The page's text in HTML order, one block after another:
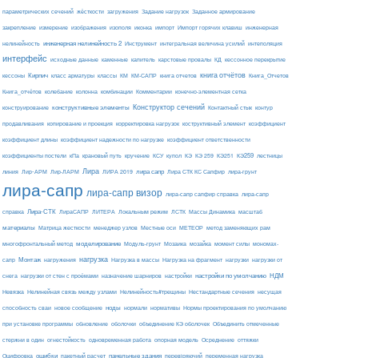
параметрических сечений жёсткости загружения Задание нагрузок Заданное армирование
закрепление измерение изображения изополя иконка импорт Импорт горячих клавиш инженерная
нелинейность инженерная нелинейность 2 Инструмент интегральная величина усилий интеполяция
интерфейс исходные данные каменные капитель карстовые провалы КД кессонное перекрытие
кессоны Кирпич класс арматуры классы КМ КМ-САПР книга отчетов книга отчётов Книга_Отчетов
Книга_отчётов колебание колонна комбинации Комментарии конечно-элементная сетка
конструирование конструктивные элементы Конструктор сечений Контактный стык контур
продавливания копирование и проекция корректировка нагрузок коструктивный элемент коэффициент
коэффициент длины коэффициент надежности по нагрузке коэффициент ответственности
коэффициенты постели кПа крановый путь кручение КСУ купол КЭ КЭ 259 КЭ251 КЭ259 лестницы
линия Лир-АРМ Лир-ЛАРМ Лира ЛИРА 2019 лира сапр Лира СТК КС Сапфир лира-грунт
лира-сапр лира-сапр визор лира-сапр сапфир справка лира-сапр
справка Лира-СТК ЛираСАПР ЛИТЕРА Локальным режим ЛСТК Массы Динамика масштаб
материалы Матрица жесткости менеджер узлов Местные оси МЕТЕОР метод заменяющих рам
многофронтальный метод моделирование Модуль-грунт Мозаика мозайка момент силы мономах-
сапр Монтаж нагружения нагрузка Нагрузка в массы Нагрузка на фрагмент нагрузки нагрузки от
снега нагрузки от стен с проёмами назначение шарниров настройки настройки по умолчанию НДМ
Невязка Нелинейная связь между узлами Нелинейность#трещины Нестандартные сечения несущая
способность сваи новое сообщение ноды нормали нормативы Нормы проектирования по умолчанию
при установке программы обновление оболочки объединение КЭ оболочек Объединить отмеченные
стержни в один огнестойкость одновременная работа опорная модель Осреднение оттяжки
Оцифровка ошибки пакетный расчет панельные здания перевіряючий переменная нагрузка